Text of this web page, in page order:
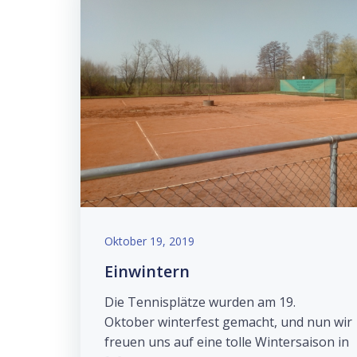
Oktober 19, 2019
Einwintern
Die Tennisplätze wurden am 19.
Oktober winterfest gemacht, und nun wir
freuen uns auf eine tolle Wintersaison in